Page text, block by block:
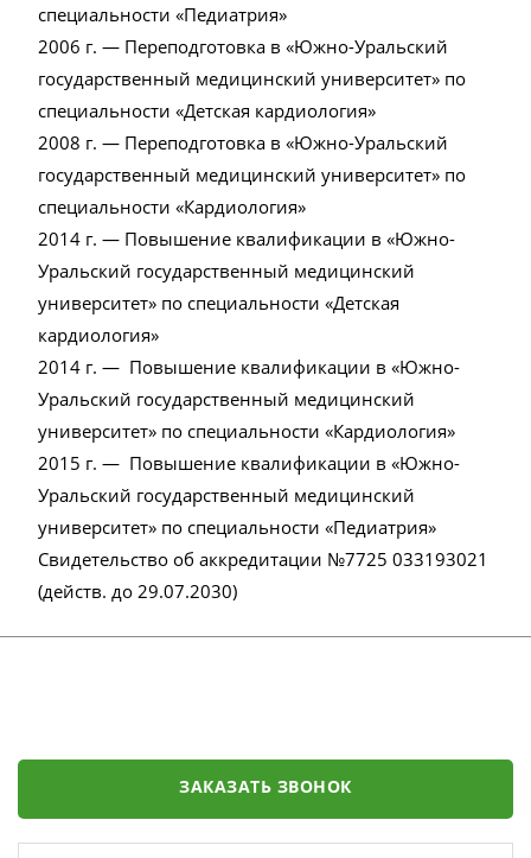
специальности «Педиатрия»
2006 г. — Переподготовка в «Южно-Уральский
государственный медицинский университет» по
специальности «Детская кардиология»
2008 г. — Переподготовка в «Южно-Уральский
государственный медицинский университет» по
специальности «Кардиология»
2014 г. — Повышение квалификации в «Южно-
Уральский государственный медицинский
университет» по специальности «Детская
кардиология»
2014 г. — Повышение квалификации в «Южно-
Уральский государственный медицинский
университет» по специальности «Кардиология»
2015 г. — Повышение квалификации в «Южно-
Уральский государственный медицинский
университет» по специальности «Педиатрия»
Свидетельство об аккредитации №7725 033193021
(действ. до 29.07.2030)
ЗАКАЗАТЬ ЗВОНОК